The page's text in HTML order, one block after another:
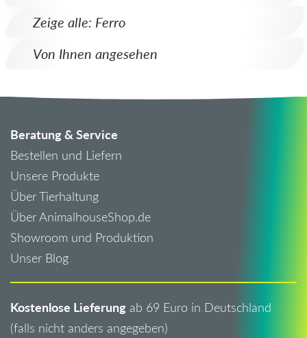
Zeige alle: Ferro
Von Ihnen angesehen
Beratung & Service
Bestellen und Liefern
Unsere Produkte
Über Tierhaltung
Über AnimalhouseShop.de
Showroom und Produktion
Unser Blog
Kostenlose Lieferung ab 69 Euro in Deutschland
(falls nicht anders angegeben)